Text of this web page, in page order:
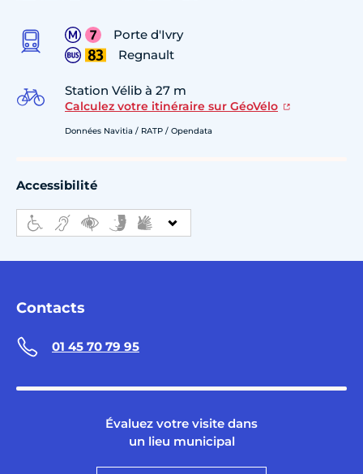
Porte d'Ivry
Regnault
Station Vélib à 27 m
Calculez votre itinéraire sur GéoVélo
Données Navitia / RATP / Opendata
Accessibilité
Contacts
01 45 70 79 95
Évaluez votre visite dans
un lieu municipal